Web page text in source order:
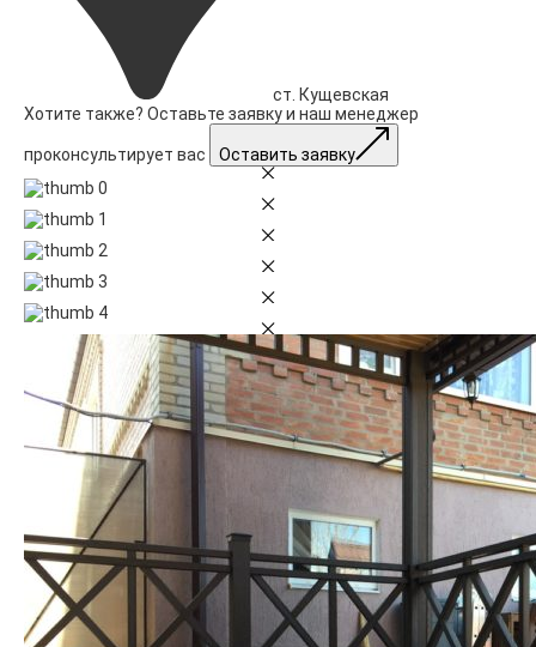
ст. Кущевская
Хотите также? Оставьте заявку и наш менеджер
проконсультирует вас Оставить заявку